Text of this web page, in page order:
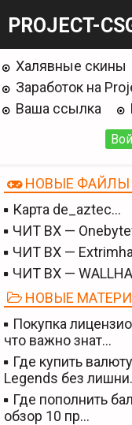
PROJECT-
Халявные скины
Заработок на
Ваша ссылка
НОВЫЕ ФАЙЛЫ
Карта de_aztec…
ЧИТ BX —
ЧИТ BX —
ЧИТ BX —
НОВЫЕ
Покупка
что важно знат…
Где купить
Legends без
Где пополнить
обзор 10 пр…